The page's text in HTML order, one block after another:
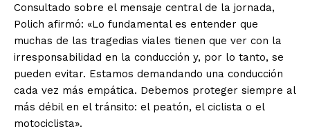
Consultado sobre el mensaje central de la jornada,
Polich afirmó: «Lo fundamental es entender que
muchas de las tragedias viales tienen que ver con la
irresponsabilidad en la conducción y, por lo tanto, se
pueden evitar. Estamos demandando una conducción
cada vez más empática. Debemos proteger siempre al
más débil en el tránsito: el peatón, el ciclista o el
motociclista».